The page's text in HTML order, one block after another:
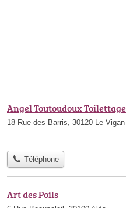
Angel Toutoudoux Toilettage
18 Rue des Barris, 30120 Le Vigan
Téléphone
Art des Poils